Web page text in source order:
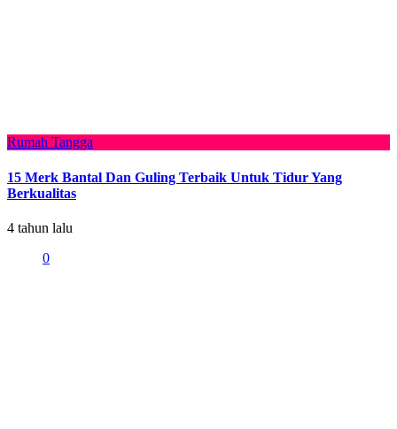
Rumah Tangga
15 Merk Bantal Dan Guling Terbaik Untuk Tidur Yang
Berkualitas
4 tahun lalu
0